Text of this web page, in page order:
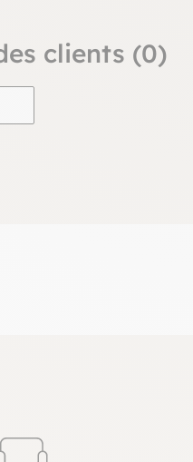
clients (0)